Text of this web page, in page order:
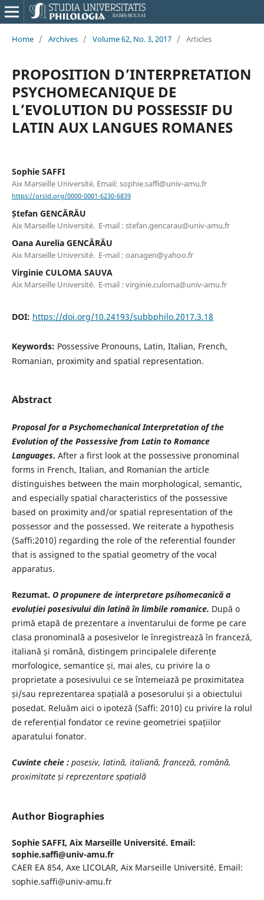
Home / Archives / Volume 62, No. 3, 2017 / Articles
PROPOSITION D’INTERPRETATION
PSYCHOMECANIQUE DE
L’EVOLUTION DU POSSESSIF DU
LATIN AUX LANGUES ROMANES
Sophie SAFFI
Aix Marseille Université. Email: sophie.saffi@univ-amu.fr
https://orcid.org/0000-0001-6230-6839
Ștefan GENCĂRĂU
Aix Marseille Université. E-mail : stefan.gencarau@univ-amu.fr
Oana Aurelia GENCĂRĂU
Aix Marseille Université. E-mail : oanagen@yahoo.fr
Virginie CULOMA SAUVA
Aix Marseille Université. E-mail : virginie.culoma@univ-amu.fr
DOI: https://doi.org/10.24193/subbphilo.2017.3.18
Keywords: Possessive Pronouns, Latin, Italian, French,
Romanian, proximity and spatial representation.
Abstract
Proposal for a Psychomechanical Interpretation of the
Evolution of the Possessive from Latin to Romance
Languages. After a first look at the possessive pronominal
forms in French, Italian, and Romanian the article
distinguishes between the main morphological, semantic,
and especially spatial characteristics of the possessive
based on proximity and/or spatial representation of the
possessor and the possessed. We reiterate a hypothesis
(Saffi:2010) regarding the role of the referential founder
that is assigned to the spatial geometry of the vocal
apparatus.
Rezumat. O propunere de interpretare psihomecanică a
evoluției posesivului din latină în limbile romanice. După o
primă etapă de prezentare a inventarului de forme pe care
clasa pronominală a posesivelor le înregistrează în franceză,
italiană și română, distingem principalele diferențe
morfologice, semantice și, mai ales, cu privire la o
proprietate a posesivului ce se întemeiază pe proximitatea
și/sau reprezentarea spațială a posesorului și a obiectului
posedat. Reluăm aici o ipoteză (Saffi: 2010) cu privire la rolul
de referențial fondator ce revine geometriei spațiilor
aparatului fonator.
Cuvinte cheie :posesiv, latină, italiană, franceză, română,
proximitate și reprezentare spațială
Author Biographies
Sophie SAFFI, Aix Marseille Université. Email:
sophie.saffi@univ-amu.fr
CAER EA 854, Axe LICOLAR, Aix Marseille Université. Email:
sophie.saffi@univ-amu.fr